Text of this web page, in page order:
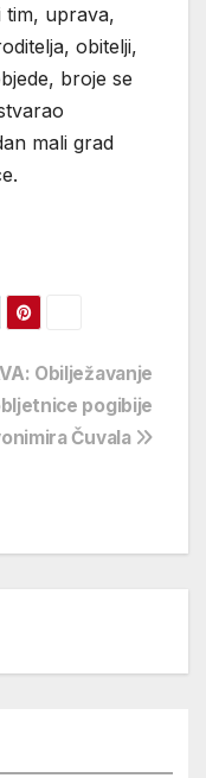
tim, uprava,
obitelji,
broje se
mali grad
Obilježavanje
pogibije
Čuvala